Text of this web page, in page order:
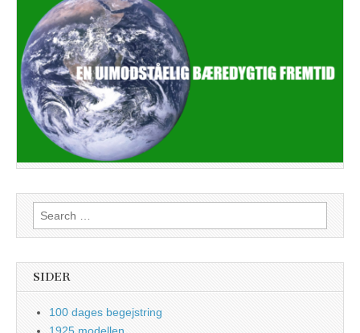
Search
for:
SIDER
100 dages begejstring
1925 modellen